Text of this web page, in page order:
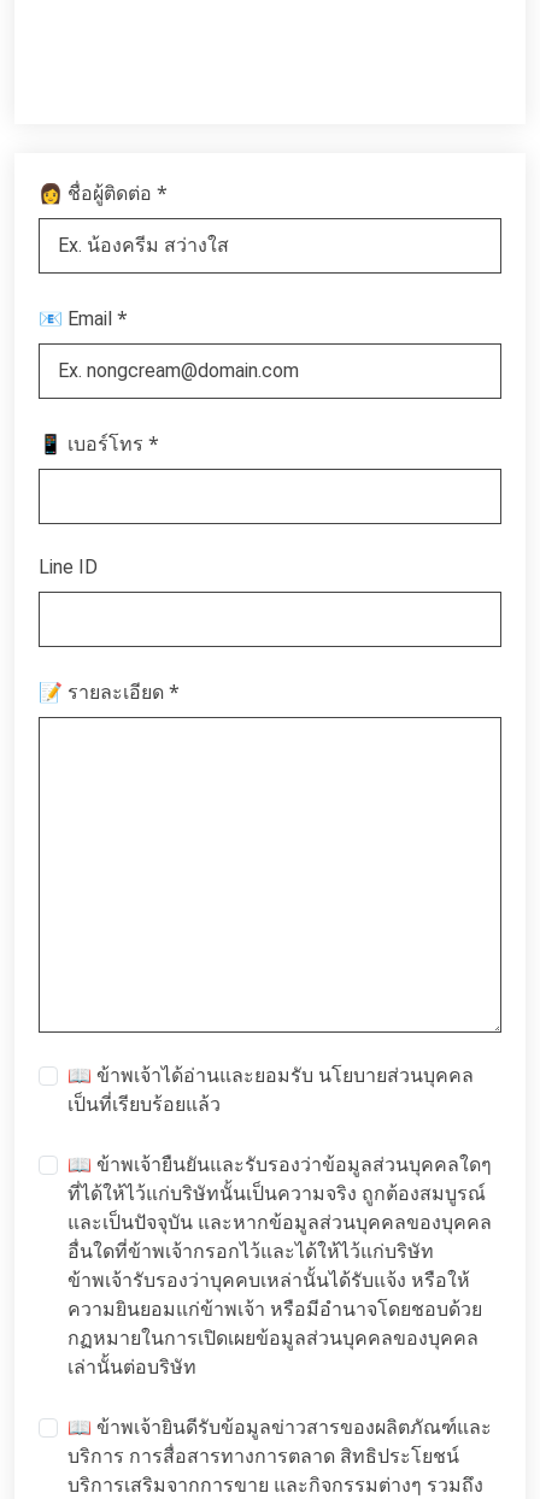
👩 ชื่อผู้ติดต่อ *
📧 Email *
📱 เบอร์โทร *
Line ID
📝 รายละเอียด *
📖 ข้าพเจ้าได้อ่านและยอมรับ นโยบายส่วนบุคคล
เป็นที่เรียบร้อยแล้ว
📖 ข้าพเจ้ายืนยันและรับรองว่าข้อมูลส่วนบุคคลใดๆ
ที่ได้ให้ไว้แก่บริษัทนั้นเป็นความจริง ถูกต้องสมบูรณ์
และเป็นปัจจุบัน และหากข้อมูลส่วนบุคคลของบุคคล
อื่นใดที่ข้าพเจ้ากรอกไว้และได้ให้ไว้แก่บริษัท
ข้าพเจ้ารับรองว่าบุคคบเหล่านั้นได้รับแจ้ง หรือให้
ความยินยอมแก่ข้าพเจ้า หรือมีอำนาจโดยชอบด้วย
กฏหมายในการเปิดเผยข้อมูลส่วนบุคคลของบุคคล
เล่านั้นต่อบริษัท
📖 ข้าพเจ้ายินดีรับข้อมูลข่าวสารของผลิตภัณฑ์และ
บริการ การสื่อสารทางการตลาด สิทธิประโยชน์
บริการเสริมจากการขาย และกิจกรรมต่างๆ รวมถึง